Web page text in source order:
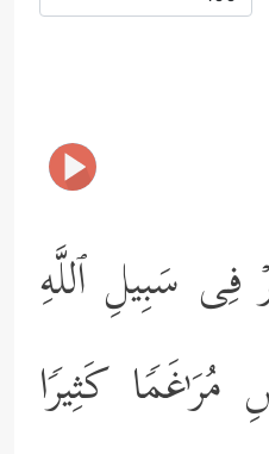
سَبِیلِ ٱللَّهِ
ٰ⁠غَمࣰا كَثِیرࣰا